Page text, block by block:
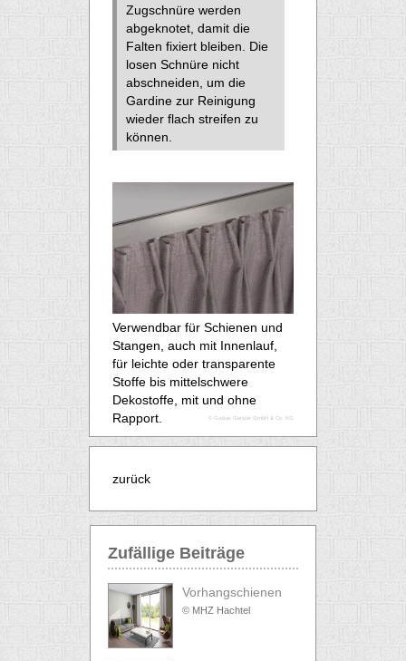
Zugschnüre werden
abgeknotet, damit die
Falten fixiert bleiben. Die
losen Schnüre nicht
abschneiden, um die
Gardine zur Reinigung
wieder flach streifen zu
können.
Verwendbar für Schienen und
Stangen, auch mit Innenlauf,
für leichte oder transparente
Stoffe bis mittelschwere
Dekostoffe, mit und ohne
Rapport.
© Gustav Gerster GmbH & Co. KG
zurück
Zufällige Beiträge
Vorhangschienen
© MHZ Hachtel